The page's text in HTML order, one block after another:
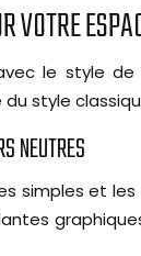
VOTRE
le style
style
NEUTRES
simples et